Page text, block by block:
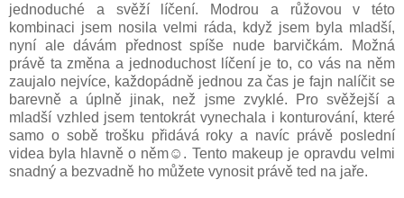
jednoduché a svěží líčení. Modrou a růžovou v této
kombinaci jsem nosila velmi ráda, když jsem byla mladší,
nyní ale dávám přednost spíše nude barvičkám. Možná
právě ta změna a jednoduchost líčení je to, co vás na něm
zaujalo nejvíce, každopádně jednou za čas je fajn nalíčit se
barevně a úplně jinak, než jsme zvyklé. Pro svěžejší a
mladší vzhled jsem tentokrát vynechala i konturování, které
samo o sobě trošku přidává roky a navíc právě poslední
videa byla hlavně o něm☺. Tento makeup je opravdu velmi
snadný a bezvadně ho můžete vynosit právě ted na jaře.